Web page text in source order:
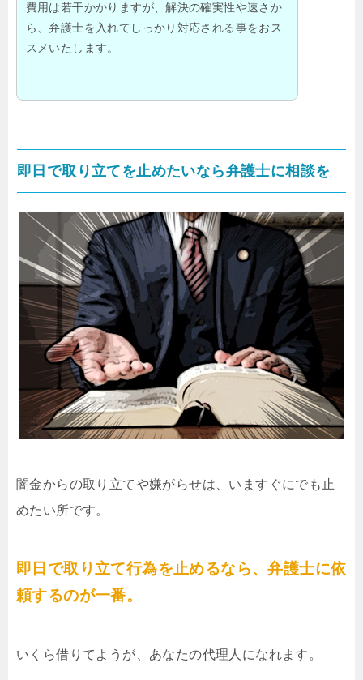
費用は若干かかりますが、解決の確実性や速さか
ら、弁護士を入れてしっかり対応される事をおス
スメいたします。
即日で取り立てを止めたいなら弁護士に相談を
闇金からの取り立てや嫌がらせは、いますぐにでも止
めたい所です。
即日で取り立て行為を止めるなら、弁護士に依
頼するのが一番。
いくら借りてようが、あなたの代理人になれます。